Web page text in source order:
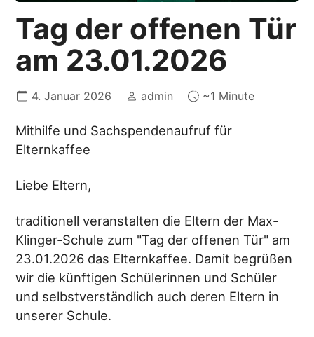
Tag der offenen Tür
am 23.01.2026
4. Januar 2026 admin ~1 Minute
Mithilfe und Sachspendenaufruf für
Elternkaffee
Liebe Eltern,
traditionell veranstalten die Eltern der Max-
Klinger-Schule zum "Tag der offenen Tür" am
23.01.2026 das Elternkaffee. Damit begrüßen
wir die künftigen Schülerinnen und Schüler
und selbstverständlich auch deren Eltern in
unserer Schule.